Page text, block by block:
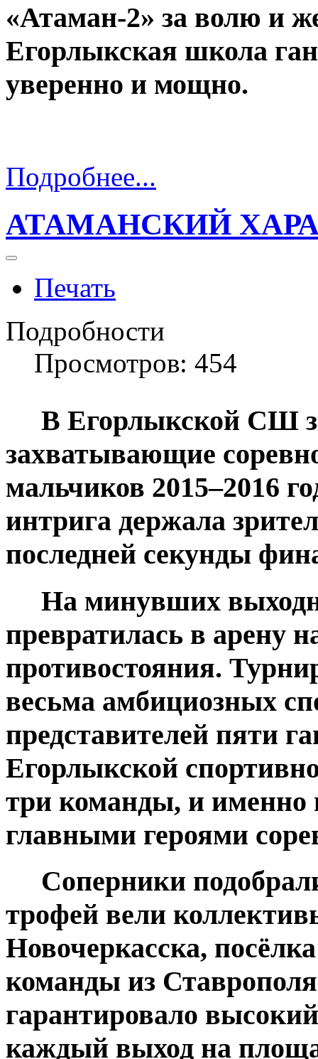
«Атаман-2» за волю и
Егорлыкская школа
уверенно и мощно.
Подробнее...
АТАМАНСКИЙ
Печать
Подробности
Просмотров: 454
В Егорлыкской СШ
захватывающие
мальчиков 2015–2016
интрига держала
последней секунды
На минувших
превратилась в арену
противостояния.
весьма амбициозных
представителей пяти
Егорлыкской
три команды, и именно
главными героями
Соперники
трофей вели
Новочеркасска,
команды из
гарантировало
каждый выход на